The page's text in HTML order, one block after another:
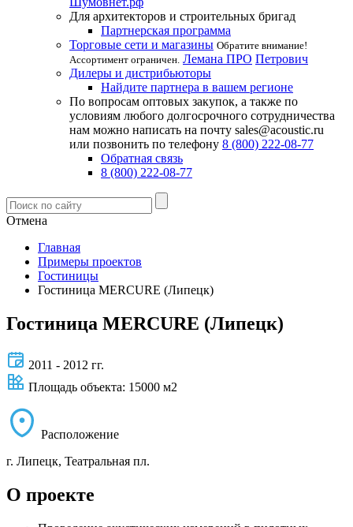
Для архитекторов и строительных бригад
Партнерская программа
Торговые сети и магазины Обратите внимание!
Ассортимент ограничен. Лемана ПРО Петрович
Дилеры и дистрибьюторы
Найдите партнера в вашем регионе
По вопросам оптовых закупок, а также по
условиям любого долгосрочного сотрудничества
нам можно написать на почту sales@acoustic.ru
или позвонить по телефону 8 (800) 222-08-77
Обратная связь
8 (800) 222-08-77
Отмена
Главная
Примеры проектов
Гостиницы
Гостиница MERCURE (Липецк)
Гостиница MERCURE (Липецк)
2011 - 2012 гг.
Площадь объекта: 15000 м2
Расположение
г. Липецк, Театральная пл.
О проекте